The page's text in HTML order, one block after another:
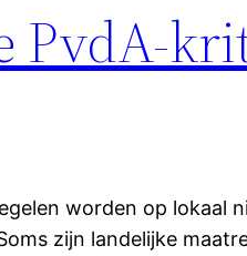
PvdA-
worden op lokaal
zijn landelijke